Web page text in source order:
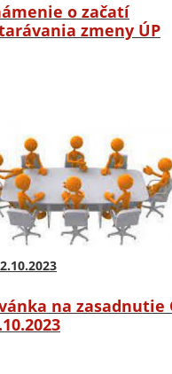
o začatí
zmeny ÚP
na zasadnutie